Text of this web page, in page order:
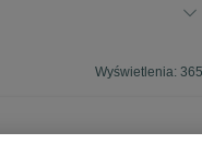
Wyświetlenia: